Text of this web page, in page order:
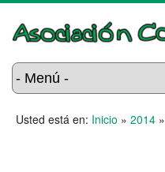
Usted está en: Inicio » 2014 »